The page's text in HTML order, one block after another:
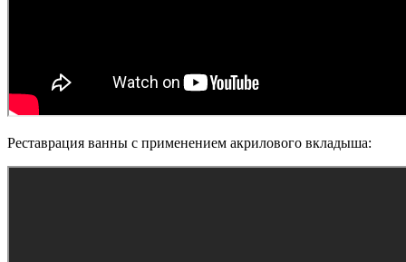
Реставрация ванны с применением акрилового вкладыша: